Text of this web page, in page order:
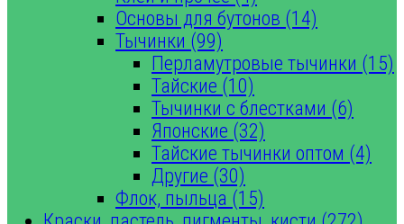
Основы для бутонов (14)
Тычинки (99)
Перламутровые тычинки (15)
Тайские (10)
Тычинки с блестками (6)
Японские (32)
Тайские тычинки оптом (4)
Другие (30)
Флок, пыльца (15)